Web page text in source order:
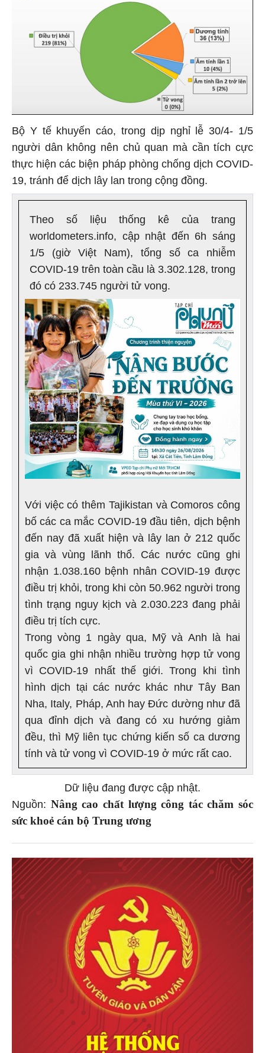
Bộ Y tế khuyến cáo, trong dịp nghỉ lễ 30/4- 1/5
người dân không nên chủ quan mà cần tích cực
thực hiện các biện pháp phòng chống dịch COVID-
19, tránh để dịch lây lan trong cộng đồng.
Theo số liệu thống kê của trang
worldometers.info, cập nhật đến 6h sáng
1/5 (giờ Việt Nam), tổng số ca nhiễm
COVID-19 trên toàn cầu là 3.302.128, trong
đó có 233.745 người tử vong.
Với việc có thêm Tajikistan và Comoros công
bố các ca mắc COVID-19 đầu tiên, dịch bệnh
đến nay đã xuất hiện và lây lan ở 212 quốc
gia và vùng lãnh thổ. Các nước cũng ghi
nhận 1.038.160 bệnh nhân COVID-19 được
điều trị khỏi, trong khi còn 50.962 người trong
tình trạng nguy kịch và 2.030.223 đang phải
điều trị tích cực.
Trong vòng 1 ngày qua, Mỹ và Anh là hai
quốc gia ghi nhận nhiều trường hợp tử vong
vì COVID-19 nhất thế giới. Trong khi tình
hình dịch tại các nước khác như Tây Ban
Nha, Italy, Pháp, Anh hay Đức dường như đã
qua đỉnh dịch và đang có xu hướng giảm
đều, thì Mỹ liên tục chứng kiến số ca dương
tính và tử vong vì COVID-19 ở mức rất cao.
Dữ liệu đang được cập nhật.
Nguồn: Nâng cao chất lượng công tác chăm sóc
sức khoẻ cán bộ Trung ương